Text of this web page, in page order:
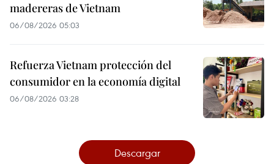
madereras de Vietnam
06/08/2026 05:03
Refuerza Vietnam protección del
consumidor en la economía digital
06/08/2026 03:28
Descargar